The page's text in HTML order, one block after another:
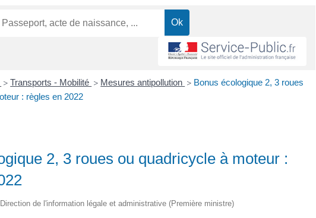
> Transports - Mobilité > Mesures antipollution > Bonus écologique 2, 3 roues
: règles en 2022
2, 3 roues ou quadricycle à moteur :
de l'information légale et administrative (Première ministre)